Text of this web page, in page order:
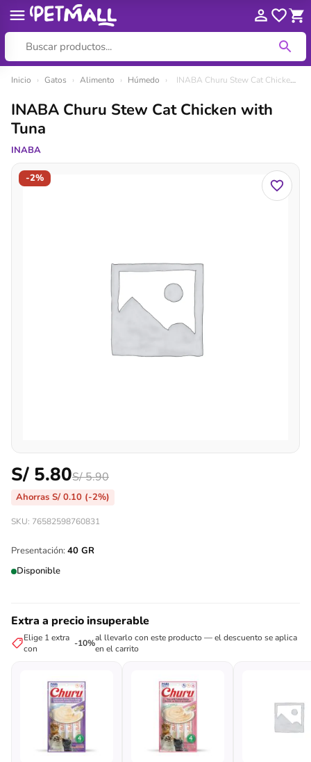
contenido
Inicio › Gatos › Alimento › Húmedo › INABA Churu Stew Cat Chicken with Tuna
-2%
INABA Churu Stew Cat Chicken with
Tuna
INABA
S/ 5.80S/5.90
Ahorras S/ 0.10 (-2%)
SKU: 76582598760831
Presentación: 40 GR
Disponible
Extra a precio insuperable
Elige 1 extra
con
-10%al llevarlo con este producto — el descuento se aplica
en el carrito